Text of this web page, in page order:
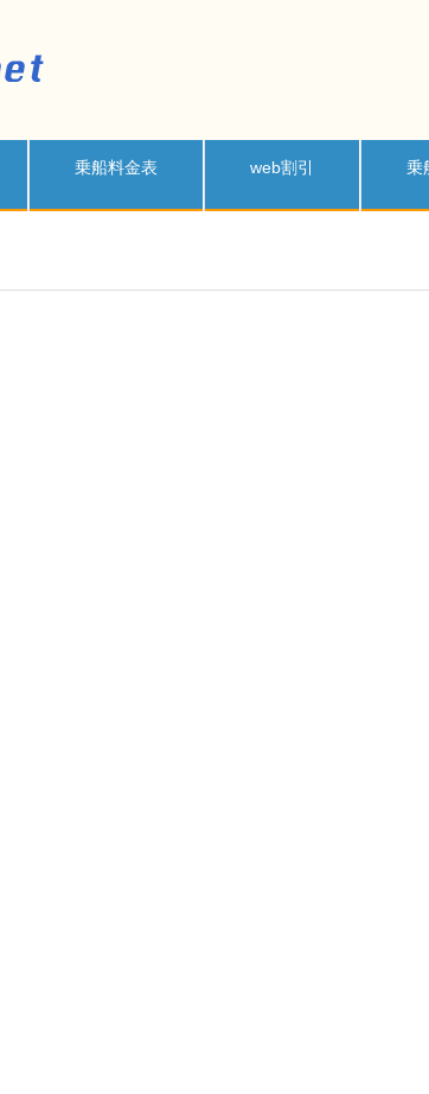
乗船料金表 web割引 乗